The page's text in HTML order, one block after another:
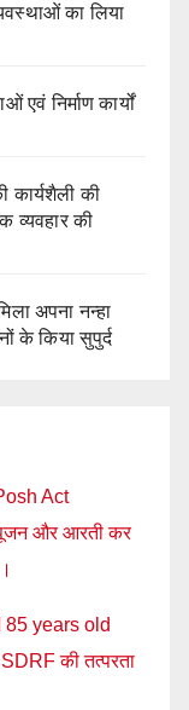
का लिया
एवं निर्माण कार्यों
की
व्यवहार की
अपना नन्हा
के किया सुपुर्द
Act
पूजन और आरती कर
years old
SDRF की तत्परता